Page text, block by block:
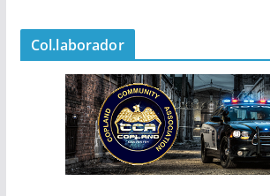
Col.laborador